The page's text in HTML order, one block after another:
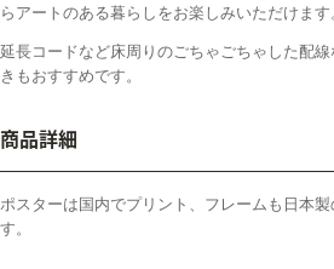
らアートのある暮らしをお楽しみいただけます
延長コードなど床周りのごちゃごちゃした配
きもおすすめです。
商品詳細
ポスターは国内でプリント、フレームも日本
す。